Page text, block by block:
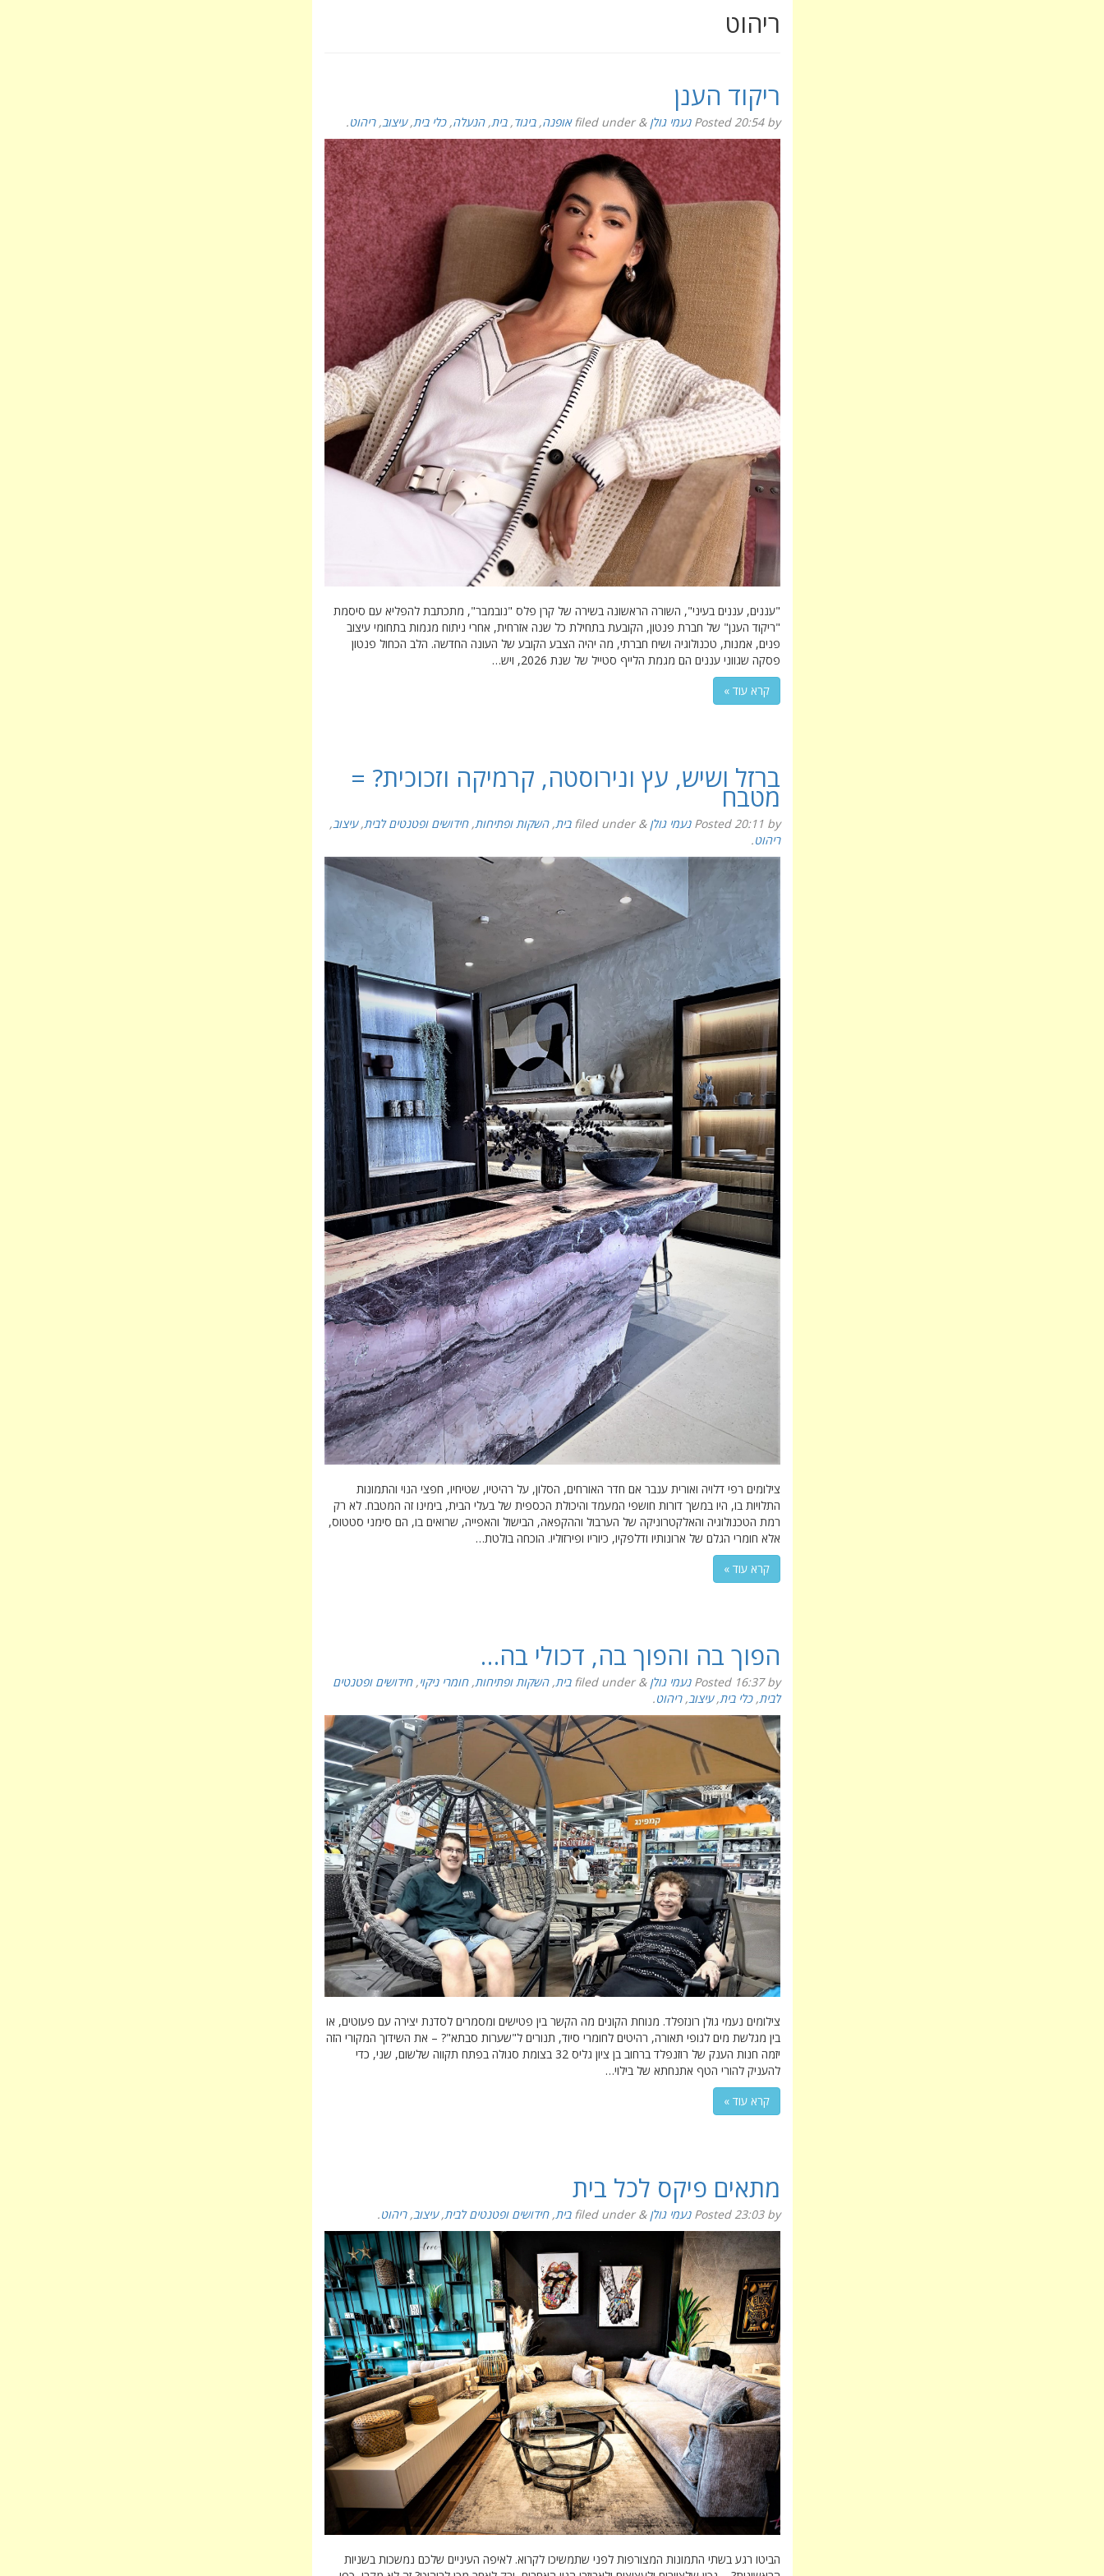
ריהוט
ריקוד הענן
Posted20:54by נעמי גולן &
filed under אופנה,ביגוד,בית,הנעלה,כלי בית,עיצוב,ריהוט.
"עננים, עננים בעיני", השורה הראשונה בשירה של קרן פלס "נובמבר", מתכתבת להפליא עם סיסמת
"ריקוד הענן" של חברת פנטון, הקובעת בתחילת כל שנה אזרחית, אחרי ניתוח מגמות בתחומי עיצוב
פנים, אמנות, טכנולוגיה ושיח חברתי, מה יהיה הצבע הקובע של העונה החדשה. הלב הכחול פנטון
פסקה שגווני עננים הם מגמת הלייף סטייל של שנת 2026, ויש…
קרא עוד »
ברזל ושיש, עץ ונירוסטה, קרמיקה וזכוכית? =
מטבח
Posted20:11by נעמי גולן &
filed under בית,השקות ופתיחות,חידושים ופטנטים לבית,עיצוב,
ריהוט.
צילומים רפי דלויה ואורית ענבר אם חדר האורחים, הסלון, על רהיטיו, שטיחיו, חפצי הנוי והתמונות
התלויות בו, היו במשך דורות חושפי המעמד והיכולת הכספית של בעלי הבית, בימינו זה המטבח. לא רק
רמת הטכנולוגיה והאלקטרוניקה של הערבול וההקפאה, הבישול והאפייה, שרואים בו, הם סימני סטטוס,
אלא חומרי הגלם של ארונותיו ודלפקיו, כיוריו ופירזוליו. הוכחה בולטת…
קרא עוד »
הפוך בה והפוך בה, דכולי בה…
Posted 16:37by נעמי גולן &
filed under בית,השקות ופתיחות,חומרי ניקוי,חידושים ופטנטים
לבית,כלי בית,עיצוב,ריהוט.
צילומים נעמי גולן רונזפלד. מנוחת הקונים מה הקשר בין פטישים ומסמרים לסדנת יצירה עם פעוטים, או
בין מגלשת מים לגופי תאורה, רהיטים לחומרי סיוד, תנורים ל"שערות סבתא"? – את השידוך המקורי הזה
יזמה חנות הענק של רוזנפלד ברחוב בן ציון גליס 32 בצומת סגולה בפתח תקווה שלשום, שני, כדי
להעניק להורי הטף אתנחתא של בילוי…
קרא עוד »
מתאים פיקס לכל בית
Posted23:03by נעמי גולן &
filed under בית,חידושים ופטנטים לבית,עיצוב,ריהוט.
הביטו רגע בשתי התמונות המצורפות לפני שתמשיכו לקרוא. לאיפה העיניים שלכם נמשכות בשניות